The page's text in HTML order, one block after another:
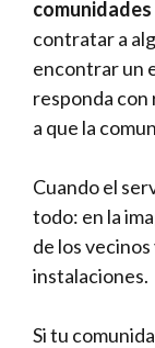
contratar a
encontrar un
responda con
a que la
Cuando el
todo: en la
de los
instalaciones.
Si tu